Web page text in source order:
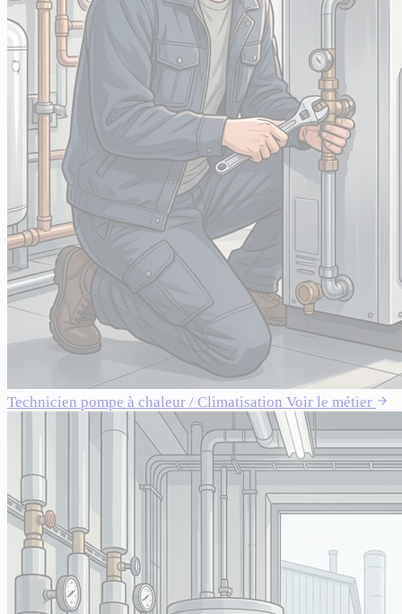
Technicien pompe à chaleur / Climatisation Voir le métier